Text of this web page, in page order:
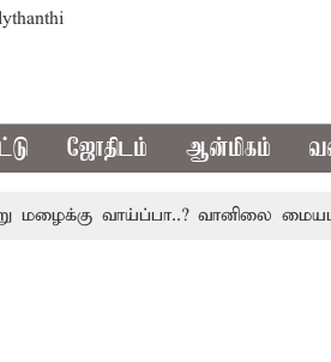
ஜோதிடம் ஆன்மிகம்
வாய்ப்பா..? வானிலை மையம்